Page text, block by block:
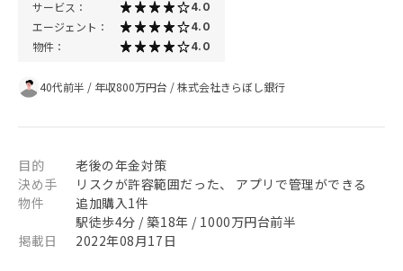
サービス： 4.0
エージェント： 4.0
物件： 4.0
40代前半 / 年収800万円台 /株式会社きらぼし銀行
目的
老後の年金対策
決め手
リスクが許容範囲だった、 アプリで管理ができる
物件
追加購入1件
駅徒歩4分 / 築18年 / 1000万円台前半
掲載日
2022年08月17日